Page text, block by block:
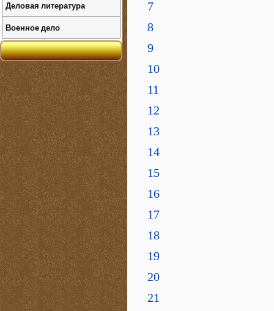
7
8
9
10
11
12
13
14
15
16
17
18
19
20
21
Деловая литература
Военное дело